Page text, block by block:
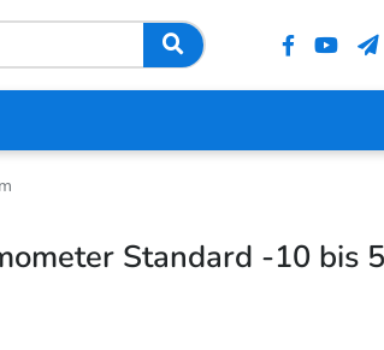
Standard -10 bis